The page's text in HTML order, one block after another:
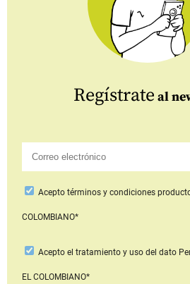
Regístrate al
Aceptotérminos y condiciones
COLOMBIANO*
Acepto el tratamiento y uso del dato
EL COLOMBIANO*